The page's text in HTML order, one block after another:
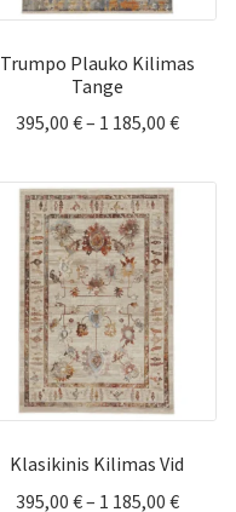
Trumpo Plauko Kilimas
Tange
395,00 €– 1 185,00 €Price
395,00
Klasikinis Kilimas Vid
395,00 €– 1 185,00 €Price